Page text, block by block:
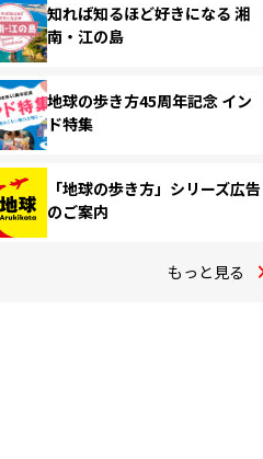
知れば知るほど好きになる 湘
南・江の島
地球の歩き方45周年記念 イン
ド特集
「地球の歩き方」シリーズ広告
のご案内
もっと見る